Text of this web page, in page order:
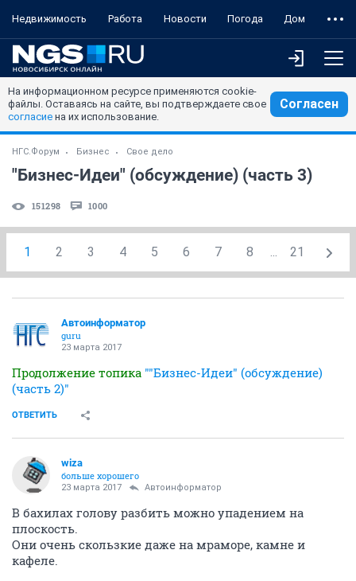
Недвижимость Работа Новости Погода Дом
На информационном ресурсе применяются cookie-
файлы. Оставаясь на сайте, вы подтверждаете свое
согласие на их использование.
Согласен
НГС.Форум Бизнес Свое дело
"Бизнес-Идеи" (обсуждение) (часть 3)
151298 1000
1 2 3 4 5 6 7 8 ... 21
Автоинформатор
guru
23 марта 2017
Продолжение топика ""Бизнес-Идеи" (обсуждение)
(часть 2)"
ОТВЕТИТЬ
wiza
больше хорошего
23 марта 2017 Автоинформатор
В бахилах голову разбить можно упадением на
плоскость.
Они очень скользкие даже на мраморе, камне и
кафеле.